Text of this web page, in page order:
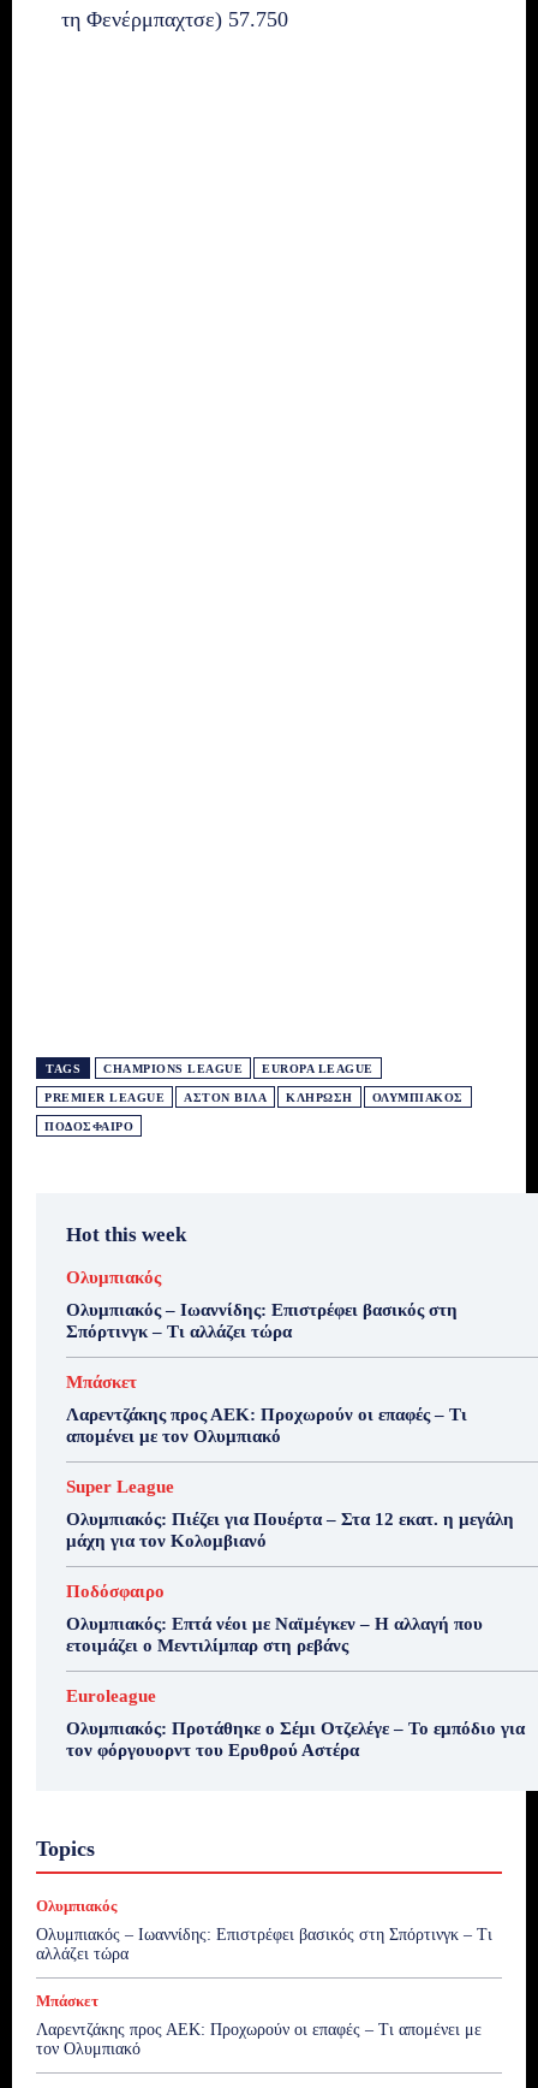
τη Φενέρμπαχτσε) 57.750
TAGS CHAMPIONS LEAGUE EUROPA LEAGUE
PREMIER LEAGUE ΆΣΤΟΝ ΒΊΛΑ ΚΛΉΡΩΣΗ ΟΛΥΜΠΙΑΚΌΣ
ΠΟΔΌΣΦΑΙΡΟ
Hot this week
Ολυμπιακός
Ολυμπιακός – Ιωαννίδης: Επιστρέφει βασικός στη
Σπόρτινγκ – Τι αλλάζει τώρα
Μπάσκετ
Λαρεντζάκης προς ΑΕΚ: Προχωρούν οι επαφές – Τι
απομένει με τον Ολυμπιακό
Super League
Ολυμπιακός: Πιέζει για Πουέρτα – Στα 12 εκατ. η μεγάλη
μάχη για τον Κολομβιανό
Ποδόσφαιρο
Ολυμπιακός: Επτά νέοι με Ναϊμέγκεν – Η αλλαγή που
ετοιμάζει ο Μεντιλίμπαρ στη ρεβάνς
Euroleague
Ολυμπιακός: Προτάθηκε ο Σέμι Οτζελέγε – Το εμπόδιο για
τον φόργουορντ του Ερυθρού Αστέρα
Topics
Ολυμπιακός
Ολυμπιακός – Ιωαννίδης: Επιστρέφει βασικός στη Σπόρτινγκ – Τι
αλλάζει τώρα
Μπάσκετ
Λαρεντζάκης προς ΑΕΚ: Προχωρούν οι επαφές – Τι απομένει με
τον Ολυμπιακό